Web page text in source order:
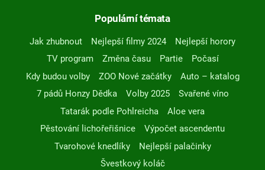
Populární témata
Jak zhubnout Nejlepší filmy 2024
Nejlepší horory
TV program
Změna času Partie
Počasí
Kdy budou volby
ZOO Nové začátky
Auto – katalog
7 pádů Honzy Dědka
Volby 2025
Svařené víno
Tatarák podle Pohlreicha
Aloe vera
Pěstování lichořeřišnice
Výpočet ascendentu
Tvarohové knedlíky
Nejlepší palačinky
Švestkový koláč